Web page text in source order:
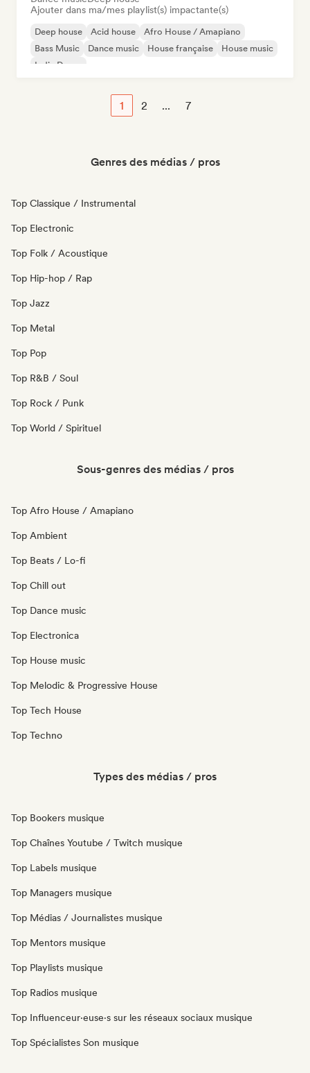
Ajouter dans ma/mes playlist(s) impactante(s)
Deep house Acid house
Afro House / Amapiano
Bass Music
Dance music House française
House music
Indie Dance
1 2 ... 7
Genres des médias / pros
Top Classique / Instrumental
Top Electronic
Top Folk / Acoustique
Top Hip-hop / Rap
Top Jazz
Top Metal
Top Pop
Top R&B / Soul
Top Rock / Punk
Top World / Spirituel
Sous-genres des médias / pros
Top Afro House / Amapiano
Top Ambient
Top Beats / Lo-fi
Top Chill out
Top Dance music
Top Electronica
Top House music
Top Melodic & Progressive House
Top Tech House
Top Techno
Types des médias / pros
Top Bookers musique
Top Chaînes Youtube / Twitch musique
Top Labels musique
Top Managers musique
Top Médias / Journalistes musique
Top Mentors musique
Top Playlists musique
Top Radios musique
Top Influenceur·euse·s sur les réseaux sociaux musique
Top Spécialistes Son musique